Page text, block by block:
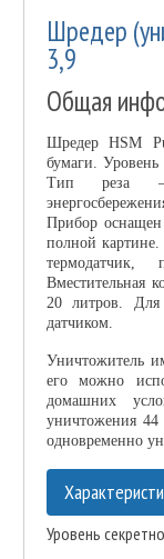
Шредер
3,9
Общая
Шредер HSM
бумаги. Уровень
Тип реза –
Прибор оснащен
полной картине.
термодатчик,
Вместительная
20 литров. Для
датчиком.
Уничтожитель
его можно
домашних
уничтожения 44
одновременно
Уровень